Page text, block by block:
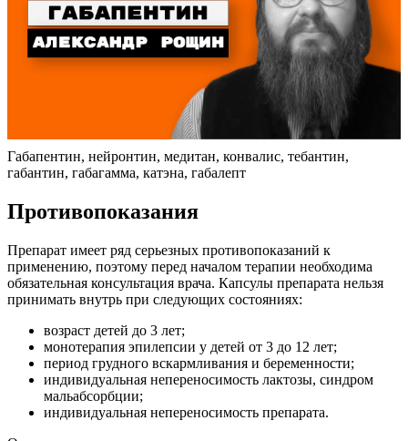
Габапентин, нейронтин, медитан, конвалис, тебантин,
габантин, габагамма, катэна, габалепт
Противопоказания
Препарат имеет ряд серьезных противопоказаний к
применению, поэтому перед началом терапии необходима
обязательная консультация врача. Капсулы препарата нельзя
принимать внутрь при следующих состояниях:
возраст детей до 3 лет;
монотерапия эпилепсии у детей от 3 до 12 лет;
период грудного вскармливания и беременности;
индивидуальная непереносимость лактозы, синдром
мальабсорбции;
индивидуальная непереносимость препарата.